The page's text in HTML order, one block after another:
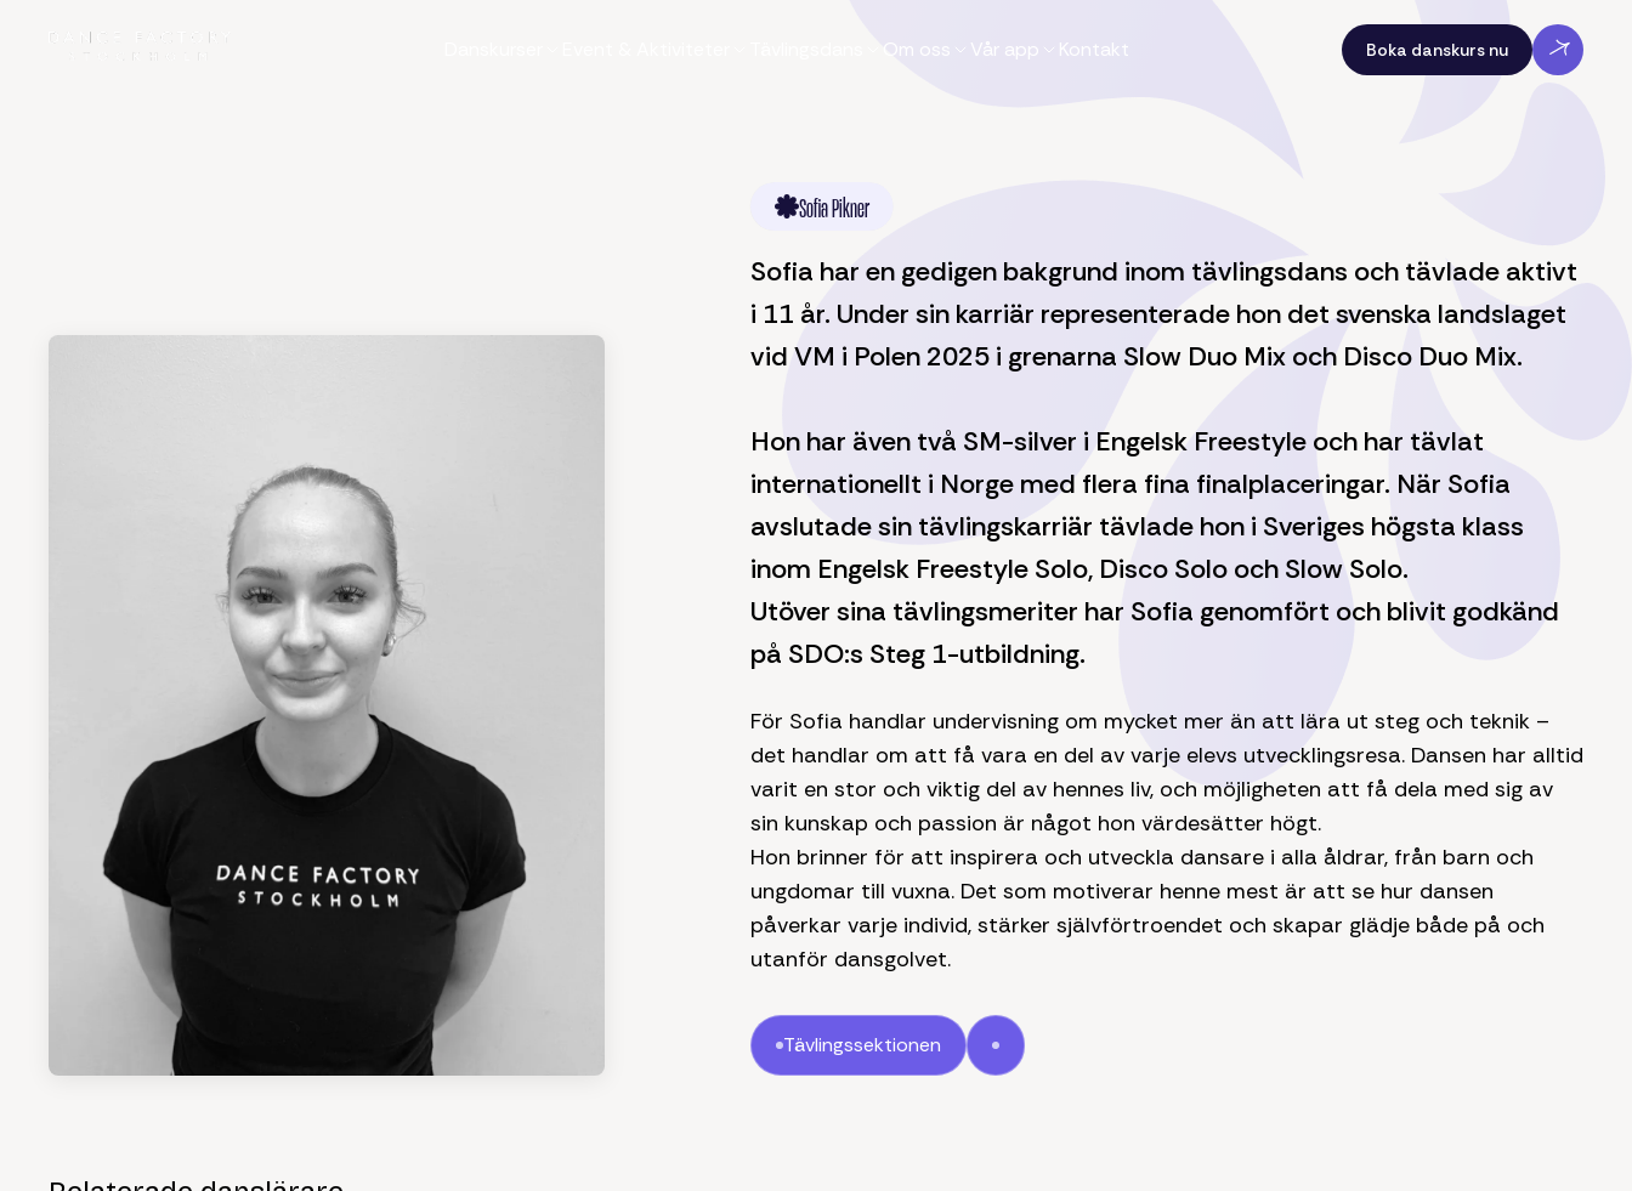
Om oss Vår app Kontakt Boka danskurs nu
Sofia Pikner
Sofia har en gedigen bakgrund inom tävlingsdans och tävlade aktivt
i 11 år. Under sin karriär representerade hon det svenska landslaget
vid VM i Polen 2025 i grenarna Slow Duo Mix och Disco Duo Mix.
Hon har även två SM-silver i Engelsk Freestyle och har tävlat
internationellt i Norge med flera fina finalplaceringar. När Sofia
avslutade sin tävlingskarriär tävlade hon i Sveriges högsta klass
inom Engelsk Freestyle Solo, Disco Solo och Slow Solo.
Utöver sina tävlingsmeriter har Sofia genomfört och blivit godkänd
på SDO:s Steg 1-utbildning.
För Sofia handlar undervisning om mycket mer än att lära ut steg och teknik –
det handlar om att få vara en del av varje elevs utvecklingsresa. Dansen har alltid
varit en stor och viktig del av hennes liv, och möjligheten att få dela med sig av
sin kunskap och passion är något hon värdesätter högt.
Hon brinner för att inspirera och utveckla dansare i alla åldrar, från barn och
ungdomar till vuxna. Det som motiverar henne mest är att se hur dansen
påverkar varje individ, stärker självförtroendet och skapar glädje både på och
utanför dansgolvet.
Tävlingssektionen